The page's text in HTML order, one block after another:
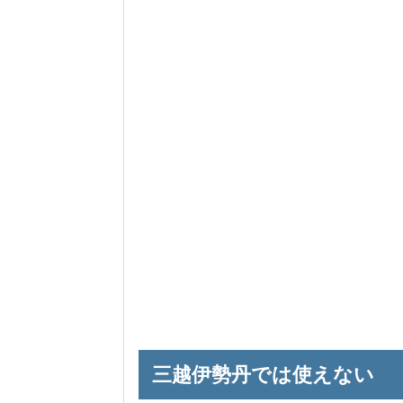
三越伊勢丹では使えない